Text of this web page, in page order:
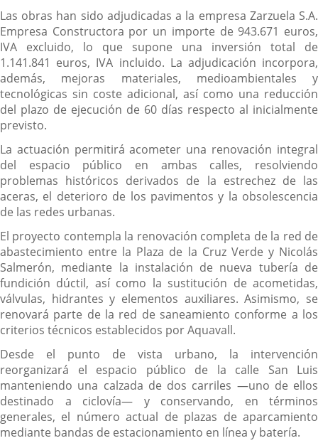
Las obras han sido adjudicadas a la empresa Zarzuela S.A.
Empresa Constructora por un importe de 943.671 euros,
IVA excluido, lo que supone una inversión total de
1.141.841 euros, IVA incluido. La adjudicación incorpora,
además, mejoras materiales, medioambientales y
tecnológicas sin coste adicional, así como una reducción
del plazo de ejecución de 60 días respecto al inicialmente
previsto.
La actuación permitirá acometer una renovación integral
del espacio público en ambas calles, resolviendo
problemas históricos derivados de la estrechez de las
aceras, el deterioro de los pavimentos y la obsolescencia
de las redes urbanas.
El proyecto contempla la renovación completa de la red de
abastecimiento entre la Plaza de la Cruz Verde y Nicolás
Salmerón, mediante la instalación de nueva tubería de
fundición dúctil, así como la sustitución de acometidas,
válvulas, hidrantes y elementos auxiliares. Asimismo, se
renovará parte de la red de saneamiento conforme a los
criterios técnicos establecidos por Aquavall.
Desde el punto de vista urbano, la intervención
reorganizará el espacio público de la calle San Luis
manteniendo una calzada de dos carriles —uno de ellos
destinado a ciclovía— y conservando, en términos
generales, el número actual de plazas de aparcamiento
mediante bandas de estacionamiento en línea y batería.